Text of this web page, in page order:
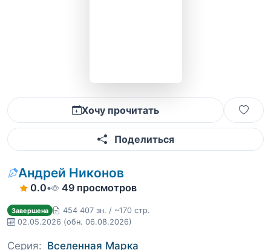
Хочу прочитать
Поделиться
Андрей Никонов
0.0• 49 просмотров
Завершена
454 407 зн. / ~170 стр.
02.05.2026 (обн. 06.08.2026)
Серия: Вселенная Марка